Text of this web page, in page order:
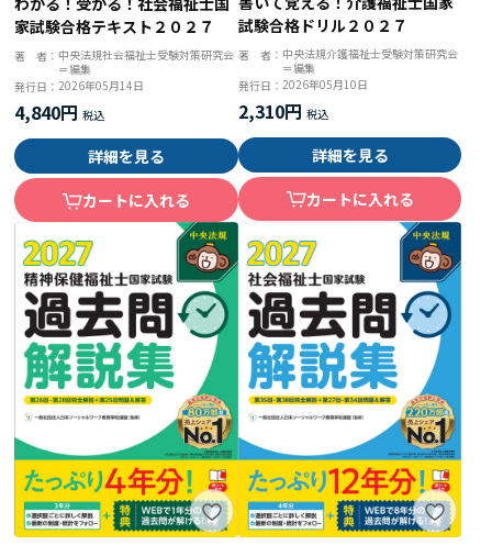
家試験合格テキスト２０２７
著 者： 中央法規社会福祉士受験対策研究会
＝編集
発行日：2026年05月14日
4,840円
詳細を見る
カートに入れる
試験合格ドリル２０２７
著 者： 中央法規介護福祉士受験対策研究会
＝編集
発行日： 2026年05月10日
2,310円
詳細を見る
カートに入れる